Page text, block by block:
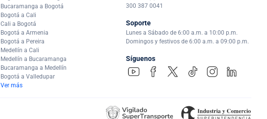
Bucaramanga a Bogotá
Bogotá a Cali
Cali a Bogotá
Bogotá a Armenia
Bogotá a Pereira
Medellín a Cali
Medellín a Bucaramanga
Bucaramanga a Medellín
Bogotá a Valledupar
Ver más
300 387 0041
Soporte
Lunes a Sábado de 6:00 a.m. a 10:00 p.m.
Domingos y festivos de 6:00 a.m. a 09:00 p.m.
Síguenos